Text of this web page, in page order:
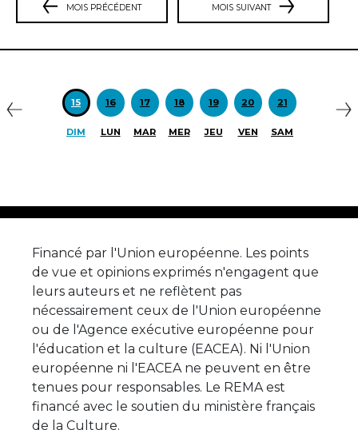
MOIS PRÉCÉDENT MOIS SUIVANT
15
DIM
16
LUN
17
MAR
18
MER
19
JEU
20
VEN
21
SAM
Financé par l'Union européenne. Les points
de vue et opinions exprimés n'engagent que
leurs auteurs et ne reflètent pas
nécessairement ceux de l'Union européenne
ou de l'Agence exécutive européenne pour
l'éducation et la culture (EACEA). Ni l'Union
européenne ni l'EACEA ne peuvent en être
tenues pour responsables. Le REMA est
financé avec le soutien du ministère français
de la Culture.